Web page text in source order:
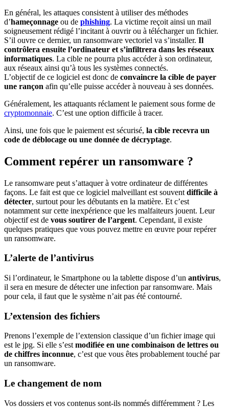
En général, les attaques consistent à utiliser des méthodes
d’hameçonnage ou de phishing. La victime reçoit ainsi un mail
soigneusement rédigé l’incitant à ouvrir ou à télécharger un fichier.
S’il ouvre ce dernier, un ransomware vectoriel va s’installer. Il
contrôlera ensuite l’ordinateur et s’infiltrera dans les réseaux
informatiques. La cible ne pourra plus accéder à son ordinateur,
aux réseaux ainsi qu’à tous les systèmes connectés.
L’objectif de ce logiciel est donc de convaincre la cible de payer
une rançon afin qu’elle puisse accéder à nouveau à ses données.
Généralement, les attaquants réclament le paiement sous forme de
cryptomonnaie. C’est une option difficile à tracer.
Ainsi, une fois que le paiement est sécurisé, la cible recevra un
code de déblocage ou une donnée de décryptage.
Comment repérer un ransomware ?
Le ransomware peut s’attaquer à votre ordinateur de différentes
façons. Le fait est que ce logiciel malveillant est souvent difficile à
détecter, surtout pour les débutants en la matière. Et c’est
notamment sur cette inexpérience que les malfaiteurs jouent. Leur
objectif est de vous soutirer de l’argent. Cependant, il existe
quelques pratiques que vous pouvez mettre en œuvre pour repérer
un ransomware.
L’alerte de l’antivirus
Si l’ordinateur, le Smartphone ou la tablette dispose d’un antivirus,
il sera en mesure de détecter une infection par ransomware. Mais
pour cela, il faut que le système n’ait pas été contourné.
L’extension des fichiers
Prenons l’exemple de l’extension classique d’un fichier image qui
est le jpg. Si elle s’estmodifiée en une combinaison de lettres ou
de chiffres inconnue, c’est que vous êtes probablement touché par
un ransomware.
Le changement de nom
Vos dossiers et vos contenus sont-ils nommés différemment ? Les